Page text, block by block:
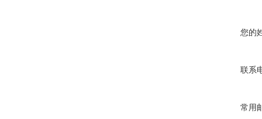
您的
联系
常用